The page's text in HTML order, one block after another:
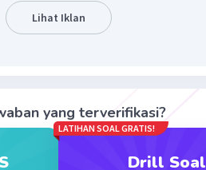
Lihat Iklan
yang terverifikasi?
LATIHAN SOAL GRATIS!
Drill Soal